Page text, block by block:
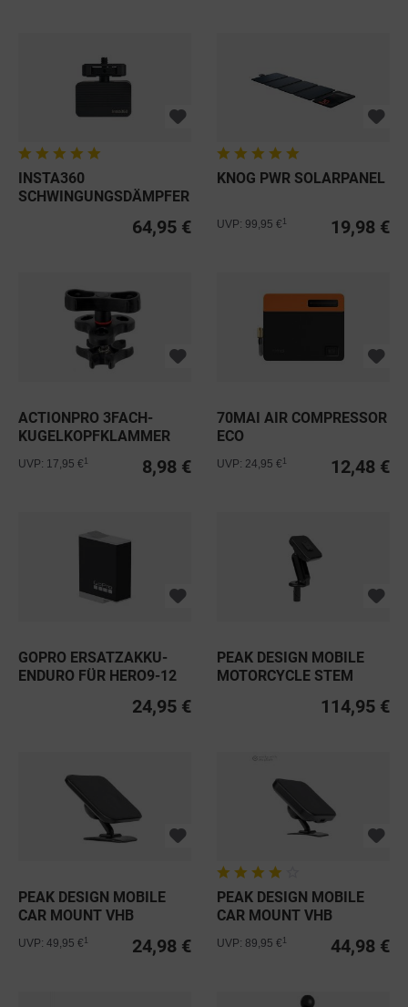
INSTA360
SCHWINGUNGSDÄMPFER
64,95 €
KNOG PWR SOLARPANEL
19,98 €
UVP: 99,95 €
ACTIONPRO 3FACH-
KUGELKOPFKLAMMER
EVO 45MM
8,98 €
UVP: 17,95 €
70MAI AIR COMPRESSOR
ECO
12,48 €
UVP: 24,95 €
GOPRO ERSATZAKKU-
ENDURO FÜR HERO9-12
24,95 €
PEAK DESIGN MOBILE
MOTORCYCLE STEM
114,95 €
PEAK DESIGN MOBILE
CAR MOUNT VHB
24,98 €
UVP: 49,95 €
PEAK DESIGN MOBILE
CAR MOUNT VHB
CHARGING
44,98 €
UVP: 89,95 €